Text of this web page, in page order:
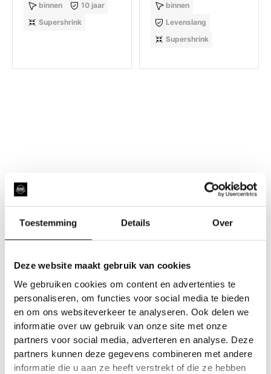
Toestemming Details Over
Deze website maakt gebruik van cookies
We gebruiken cookies om content en advertenties te
personaliseren, om functies voor social media te bieden
en om ons websiteverkeer te analyseren. Ook delen we
informatie over uw gebruik van onze site met onze
partners voor social media, adverteren en analyse. Deze
partners kunnen deze gegevens combineren met andere
informatie die u aan ze heeft verstrekt of die ze hebben
binnen
10 jaar
Supershrink
binnen
Levenslang
Supershrink